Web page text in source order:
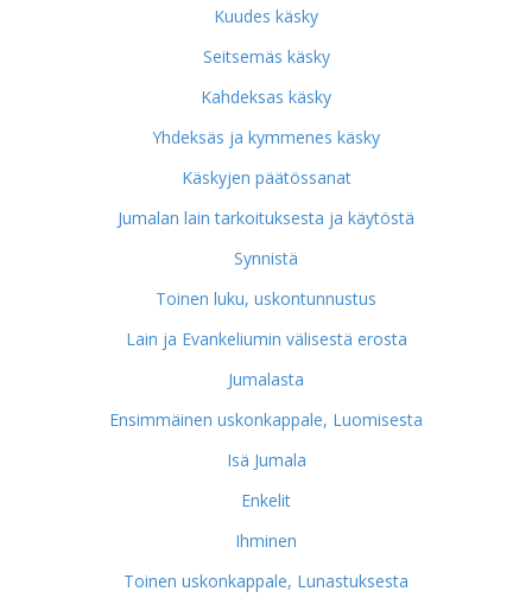
Kuudes käsky
Seitsemäs käsky
Kahdeksas käsky
Yhdeksäs ja kymmenes käsky
Käskyjen päätössanat
Jumalan lain tarkoituksesta ja käytöstä
Synnistä
Toinen luku, uskontunnustus
Lain ja Evankeliumin välisestä erosta
Jumalasta
Ensimmäinen uskonkappale, Luomisesta
Isä Jumala
Enkelit
Ihminen
Toinen uskonkappale, Lunastuksesta